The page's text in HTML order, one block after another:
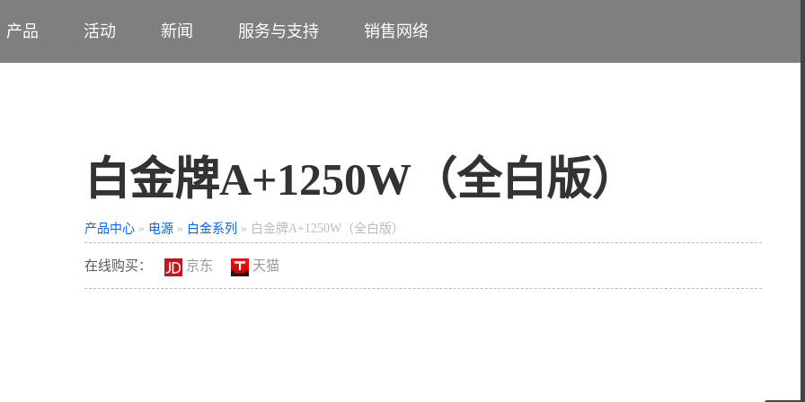
产品 活动 新闻 服务与支持 销售网络
白金牌A+1250W（全白版）
产品中心 » 电源 » 白金系列 » 白金牌A+1250W（全白版）
在线购买： 京东 天猫